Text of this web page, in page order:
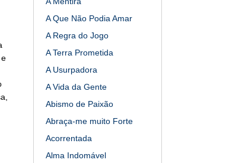
A Que Não Podia Amar
A Regra do Jogo
A Terra Prometida
A Usurpadora
A Vida da Gente
Abismo de Paixão
Abraça-me muito Forte
Acorrentada
Alma Indomável